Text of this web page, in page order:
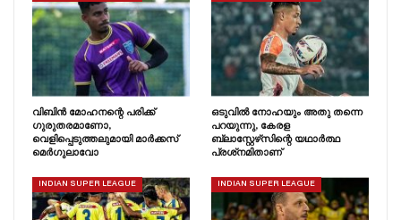
വിബിൻ മോഹനന്റെ പരിക്ക്
ഗുരുതരമാണോ,
വെളിപ്പെടുത്തലുമായി മാർക്കസ്
മെർഗുലാവോ
ഒടുവിൽ നോഹയും അതു തന്നെ
പറയുന്നു, കേരള
ബ്ലാസ്റ്റേഴ്‌സിന്റെ യഥാർത്ഥ
പ്രശ്‌നമിതാണ്
INDIAN SUPER LEAGUE INDIAN SUPER LEAGUE